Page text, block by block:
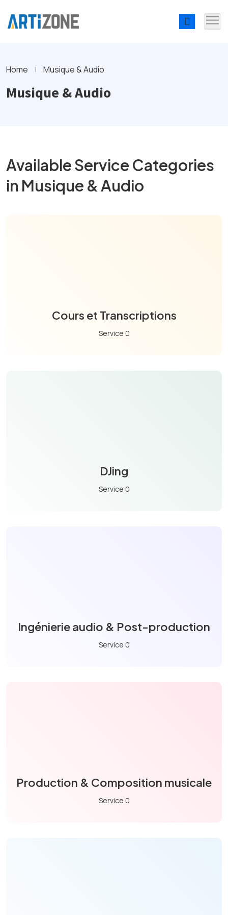
Home Musique & Audio
Musique & Audio
Available Service Categories
in Musique & Audio
Cours et Transcriptions
Service 0
DJing
Service 0
Ingénierie audio & Post-production
Service 0
Production & Composition musicale
Service 0